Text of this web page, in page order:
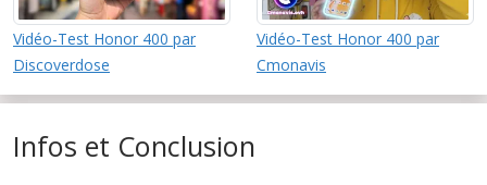
Vidéo-Test Honor 400 par
Discoverdose
Vidéo-Test Honor 400 par
Cmonavis
Infos et Conclusion